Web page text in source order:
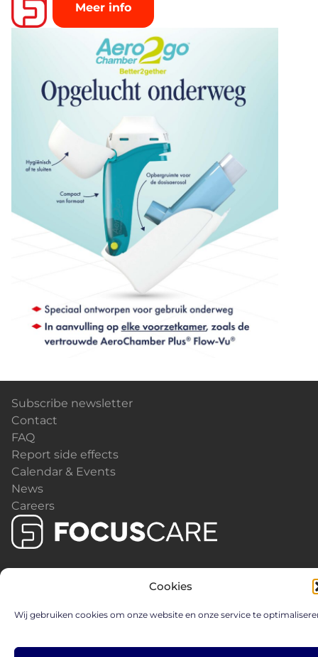
Cookies
Wij gebruiken cookies om onze website en onze service te
Meer info
Subscribe newsletter
Contact
FAQ
Report side effects
Calendar & Events
News
Careers
FC1562024 - © 2026 Focus Care Pharmaceuticals